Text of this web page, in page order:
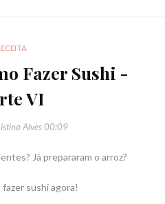
Fazer Sushi -
VI
Alves00:09
Já prepararam o arroz?
sushi agora!